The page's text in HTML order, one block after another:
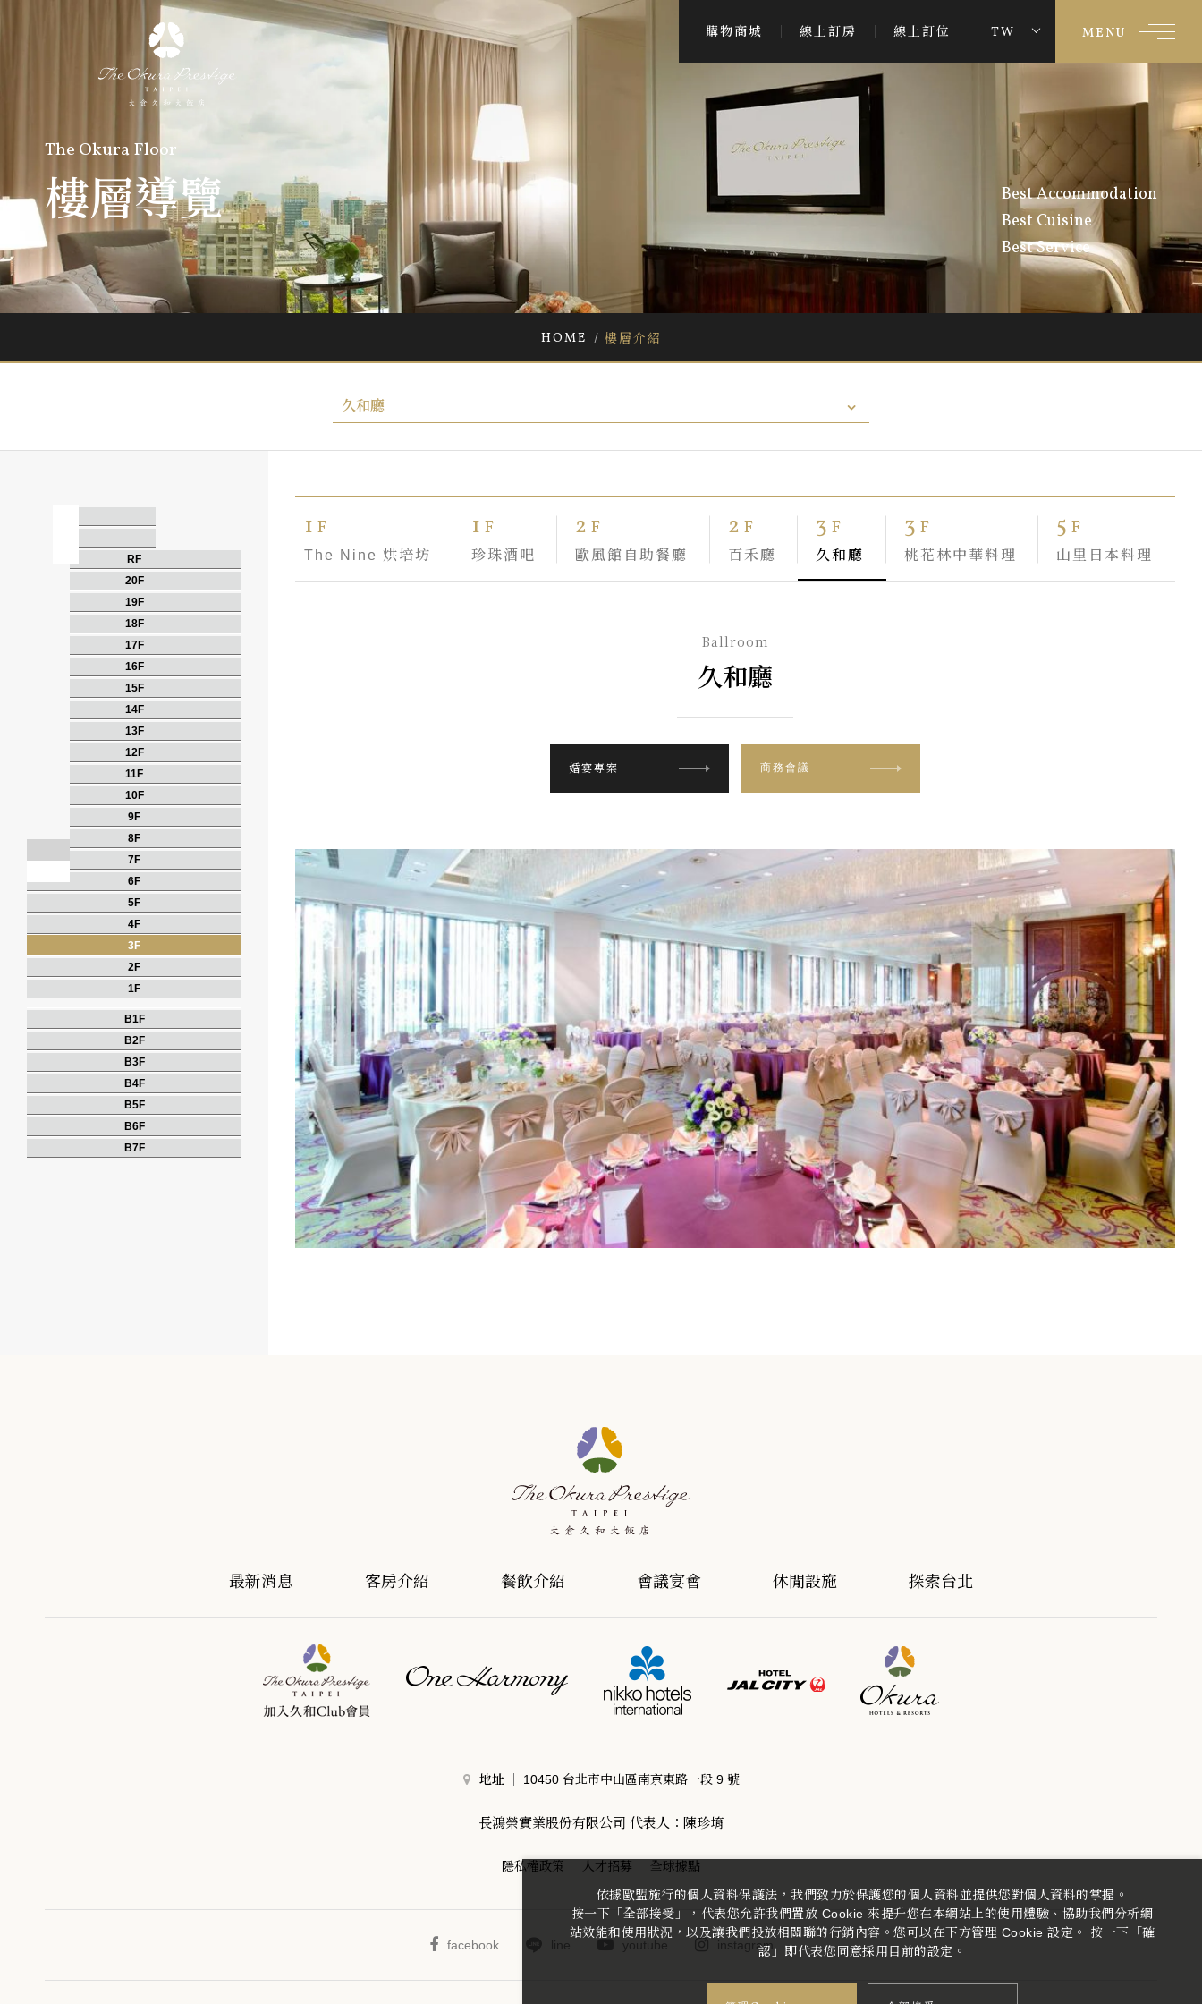
購物商城 線上訂房 線上訂位 TW MENU
The Okura Floor
樓層導覽
Best Accommodation
Best Cuisine
Best Service
HOME 樓層介紹
久和廳
RF
20F
19F
18F
17F
16F
15F
14F
13F
12F
11F
10F
9F
8F
7F
6F
5F
4F
3F
2F
1F
B1F
B2F
B3F
B4F
B5F
B6F
B7F
1 F
The Nine 烘培坊
1 F
珍珠酒吧
2F
歐風館自助餐廳
2 F
百禾廳
3F
久和廳
3 F
桃花林中華料理
5F
山里日本料理
Ballroom
久和廳
婚宴專案 商務會議
最新消息 客房介紹 餐飲介紹 會議宴會 休閒設施 探索台北
地址 10450 台北市中山區南京東路一段 9 號
長鴻榮實業股份有限公司 代表人：陳珍堉
隱私權政策 人才招募 全球據點
facebook line youtube instagram
依據歐盟施行的個人資料保護法，我們致力於保護您的個人資料並提供您對個人資料的掌握。
按一下「全部接受」，代表您允許我們置放 Cookie 來提升您在本網站上的使用體驗、協助我們分析網
站效能和使用狀況，以及讓我們投放相關聯的行銷內容。您可以在下方管理 Cookie 設定。 按一下「確
認」即代表您同意採用目前的設定。